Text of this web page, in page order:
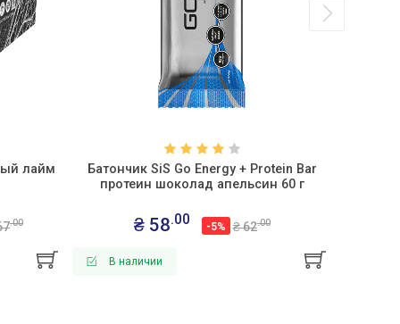
лайм
.00
Батончик SiS Go Energy + Protein Bar
протеин шоколад апельсин 60 г
₴ 58.00 -5% ₴ 62.00
В наличии